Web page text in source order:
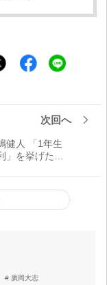
次回へ
健人 「1年生
」を挙げた注
廣岡大志